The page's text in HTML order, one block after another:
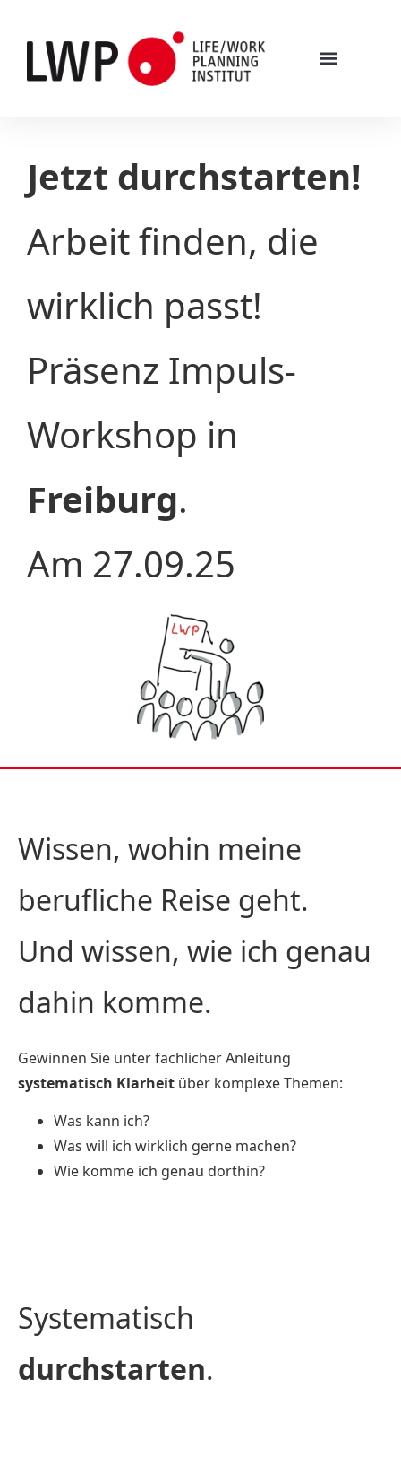
Jetzt durchstarten!
Arbeit finden, die
wirklich passt!
Präsenz Impuls-
Workshop in
Freiburg.
Am 27.09.25
Wissen, wohin meine
berufliche Reise geht.
Und wissen, wie ich genau
dahin komme.
Gewinnen Sie unter fachlicher Anleitung
systematisch Klarheit über komplexe Themen:
Was kann ich?
Was will ich wirklich gerne machen?
Wie komme ich genau dorthin?
Systematisch
durchstarten.